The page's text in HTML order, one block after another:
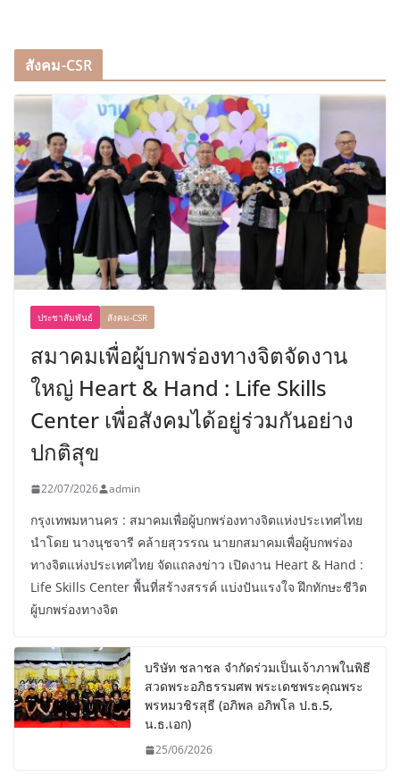
สังคม-CSR
ประชาสัมพันธ์ สังคม-CSR
สมาคมเพื่อผู้บกพร่องทางจิตจัดงาน
ใหญ่ Heart & Hand : Life Skills
Center เพื่อสังคมได้อยู่ร่วมกันอย่าง
ปกติสุข
22/07/2026 admin
กรุงเทพมหานคร : สมาคมเพื่อผู้บกพร่องทางจิตแห่งประเทศไทย
นำโดย นางนุชจารี คล้ายสุวรรณ นายกสมาคมเพื่อผู้บกพร่อง
ทางจิตแห่งประเทศไทย จัดแถลงข่าว เปิดงาน Heart & Hand :
Life Skills Center พื้นที่สร้างสรรค์ แบ่งปันแรงใจ ฝึกทักษะชีวิต
ผู้บกพร่องทางจิต
บริษัท ชลาชล จำกัดร่วมเป็นเจ้าภาพในพิธี
สวดพระอภิธรรมศพ พระเดชพระคุณพระ
พรหมวชิรสุธี (อภิพล อภิพโล ป.ธ.5,
น.ธ.เอก)
25/06/2026